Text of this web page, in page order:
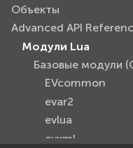
Объекты
Advanced API
Модули Lua
Базовые модули
EVcommon
evar2
evlua
evxml